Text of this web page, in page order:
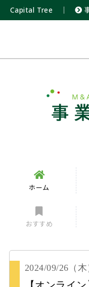
Capital Tree ｜
ホーム
おすすめ
2024/09/26 （木